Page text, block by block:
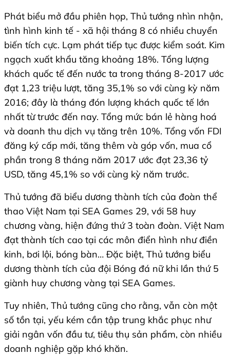
Phát biểu mở đầu phiên họp, Thủ tướng nhìn nhận,
tình hình kinh tế - xã hội tháng 8 có nhiều chuyển
biến tích cực. Lạm phát tiếp tục được kiểm soát. Kim
ngạch xuất khẩu tăng khoảng 18%. Tổng lượng
khách quốc tế đến nước ta trong tháng 8-2017 ước
đạt 1,23 triệu lượt, tăng 35,1% so với cùng kỳ năm
2016; đây là tháng đón lượng khách quốc tế lớn
nhất từ trước đến nay. Tổng mức bán lẻ hàng hoá
và doanh thu dịch vụ tăng trên 10%. Tổng vốn FDI
đăng ký cấp mới, tăng thêm và góp vốn, mua cổ
phần trong 8 tháng năm 2017 ước đạt 23,36 tỷ
USD, tăng 45,1% so với cùng kỳ năm trước.
Thủ tướng đã biểu dương thành tích của đoàn thể
thao Việt Nam tại SEA Games 29, với 58 huy
chương vàng, hiện đứng thứ 3 toàn đoàn. Việt Nam
đạt thành tích cao tại các môn điển hình như điền
kinh, bơi lội, bóng bàn… Đặc biệt, Thủ tướng biểu
dương thành tích của đội Bóng đá nữ khi lần thứ 5
giành huy chương vàng tại SEA Games.
Tuy nhiên, Thủ tướng cũng cho rằng, vẫn còn một
số tồn tại, yếu kém cần tập trung khắc phục như
giải ngân vốn đầu tư, tiêu thụ sản phẩm, còn nhiều
doanh nghiệp gặp khó khăn.